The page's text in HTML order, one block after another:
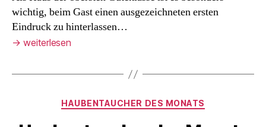
wichtig, beim Gast einen ausgezeichneten ersten
Eindruck zu hinterlassen…
→ weiterlesen
Kategorien
HAUBENTAUCHER DES MONATS